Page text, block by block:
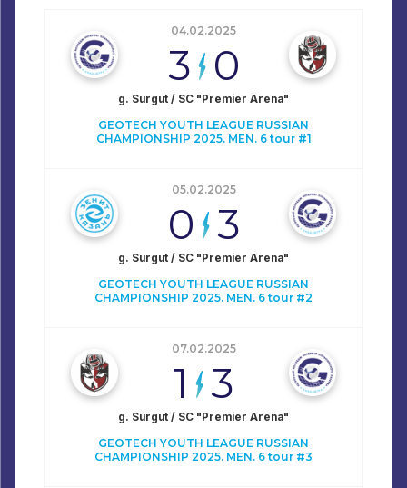
04.02.2025
3 0
g. Surgut / SC "Premier Arena"
GEOTECH YOUTH LEAGUE RUSSIAN
CHAMPIONSHIP 2025. MEN. 6 tour #1
05.02.2025
0 3
g. Surgut / SC "Premier Arena"
GEOTECH YOUTH LEAGUE RUSSIAN
CHAMPIONSHIP 2025. MEN. 6 tour #2
07.02.2025
1 3
g. Surgut / SC "Premier Arena"
GEOTECH YOUTH LEAGUE RUSSIAN
CHAMPIONSHIP 2025. MEN. 6 tour #3